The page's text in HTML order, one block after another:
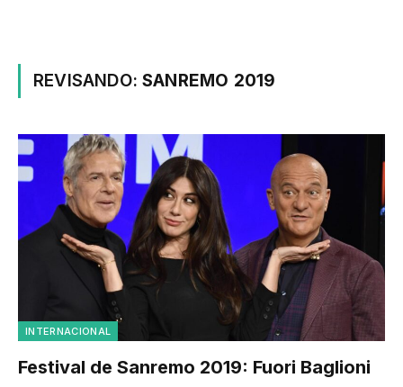
REVISANDO:SANREMO 2019
INTERNACIONAL
Festival de Sanremo 2019: Fuori Baglioni